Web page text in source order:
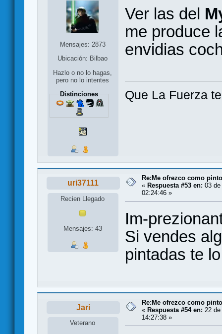
Mensajes: 2873
Ubicación: Bilbao
Hazlo o no lo hagas,
pero no lo intentes
Distinciones
Ver las del
me produce
envidias
Que La Fuerza
uri37111
Recien Llegado
Mensajes: 43
Re:Me ofrezco como
« Respuesta #53 en: 03
02:24:46 »
Im-
Si vendes
pintadas te
Jari
Veterano
Re:Me ofrezco como
« Respuesta #54 en: 22
14:27:38 »